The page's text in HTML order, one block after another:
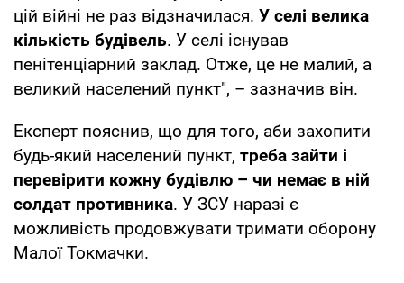
цій війні не раз відзначилася. У селі велика
кількість будівель. У селі існував
пенітенціарний заклад. Отже, це не малий, а
великий населений пункт", – зазначив він.
Експерт пояснив, що для того, аби захопити
будь-який населений пункт, треба зайти і
перевірити кожну будівлю – чи немає в ній
солдат противника. У ЗСУ наразі є
можливість продовжувати тримати оборону
Малої Токмачки.